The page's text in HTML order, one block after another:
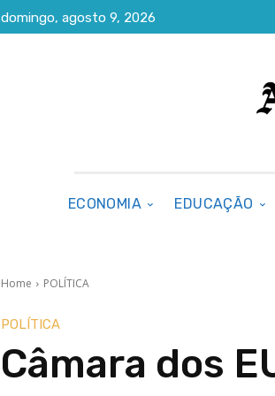
domingo, agosto 9, 2026
ECONOMIA EDUCAÇÃO
Home POLÍTICA
POLÍTICA
Câmara dos